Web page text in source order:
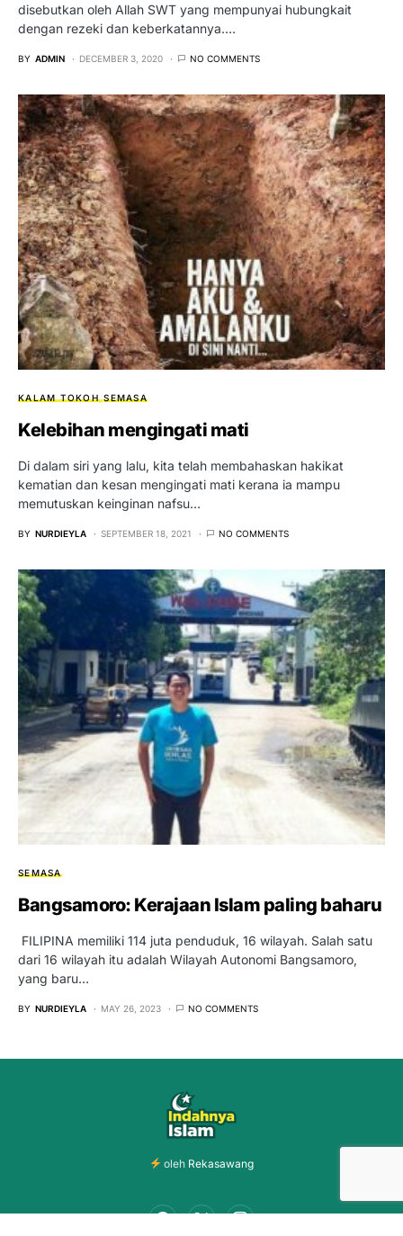
disebutkan oleh Allah SWT yang mempunyai hubungkait
dengan rezeki dan keberkatannya.…
BY ADMIN DECEMBER 3, 2020 NO COMMENTS
KALAM TOKOH SEMASA
Kelebihan mengingati mati
Di dalam siri yang lalu, kita telah membahaskan hakikat
kematian dan kesan mengingati mati kerana ia mampu
memutuskan keinginan nafsu…
BY NURDIEYLA SEPTEMBER 18, 2021 NO COMMENTS
SEMASA
Bangsamoro: Kerajaan Islam paling baharu
FILIPINA memiliki 114 juta penduduk, 16 wilayah. Salah satu
dari 16 wilayah itu adalah Wilayah Autonomi Bangsamoro,
yang baru…
BY NURDIEYLA MAY 26, 2023 NO COMMENTS
oleh Rekasawang